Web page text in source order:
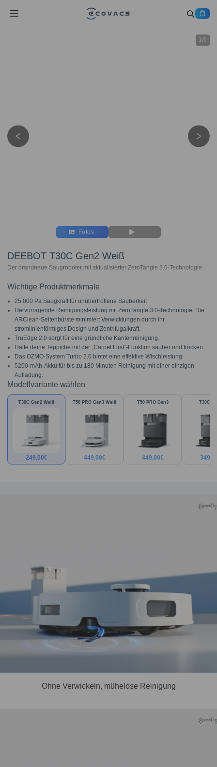
1/9
Fotos
DEEBOT T30C Gen2 Weiß
Der brandneue Saugroboter mit aktualisierter ZeroTangle 3.0-Technologie
Wichtige Produktmerkmale
25.000 Pa Saugkraft für unübertroffene Sauberkeit
Hervorragende Reinigungsleistung mit ZeroTangle 3.0-Technologie: Die
ARClean-Seitenbürste minimiert Verwicklungen durch ihr
stromlinienförmiges Design und Zentrifugalkraft.
TruEdge 2.0 sorgt für eine gründliche Kantenreinigung.
Halte deine Teppiche mit der „Carpet First“-Funktion sauber und trocken.
Das OZMO-System Turbo 2.0 bietet eine effektive Wischleistung.
5200-mAh-Akku für bis zu 180 Minuten Reinigung mit einer einzigen
Aufladung.
Modellvariante wählen
T30C Gen2 Weiß
249,00€
T50 PRO Gen3 Weiß
449,00€
T50 PRO Gen3
449,00€
T30C
Ohne Verwickeln, mühelose Reinigung